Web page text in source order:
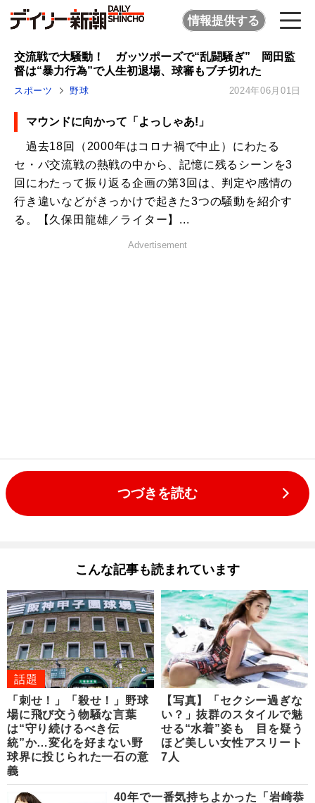
情報提供する
交流戦で大騒動！ ガッツポーズで“乱闘騒ぎ” 岡田監
督は“暴力行為”で人生初退場、球審もブチ切れた
スポーツ 野球 2024年06月01日
マウンドに向かって「よっしゃあ!」
過去18回（2000年はコロナ禍で中止）にわたる
セ・パ交流戦の熱戦の中から、記憶に残るシーンを3
回にわたって振り返る企画の第3回は、判定や感情の
行き違いなどがきっかけで起きた3つの騒動を紹介す
る。【久保田龍雄／ライター】...
Advertisement
つづきを読む
こんな記事も読まれています
話題
「刺せ！」「殺せ！」野球
場に飛び交う物騒な言葉
は“守り続けるべき伝
統”か…変化を好まない野
球界に投じられた一石の意
義
【写真】「セクシー過ぎな
い？」抜群のスタイルで魅
せる“水着”姿も 目を疑う
ほど美しい女性アスリート
7人
40年で一番気持ちよかった「岩崎恭